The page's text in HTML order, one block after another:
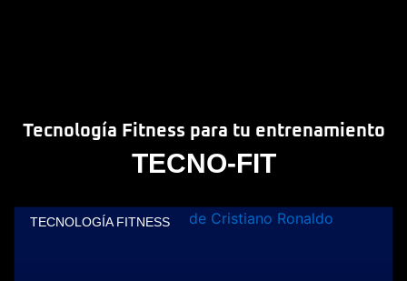
Tecnología Fitness para tu entrenamiento
TECNO-FIT
TECNOLOGÍA FITNESS